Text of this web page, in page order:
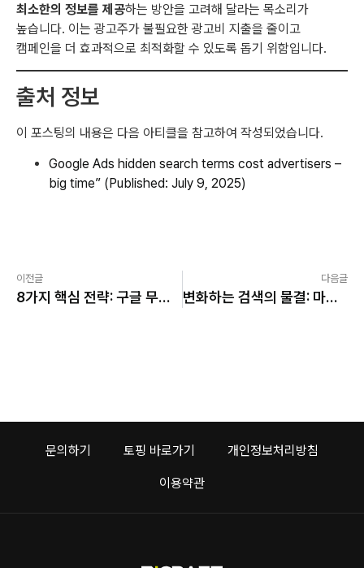
최소한의 정보를 제공하는 방안을 고려해 달라는 목소리가
높습니다. 이는 광고주가 불필요한 광고비 지출을 줄이고
캠페인을 더 효과적으로 최적화할 수 있도록 돕기 위함입니다.
출처 정보
이 포스팅의 내용은 다음 아티클을 참고하여 작성되었습니다.
Google Ads hidden search terms cost advertisers –
big time” (Published: July 9, 2025)
이전글
8가지 핵심 전략: 구글 무료 쇼핑 리스팅으로 유기적 트래픽을 늘리는 방법
다음글
변화하는 검색의 물결: 마케터가 놓치지 말아야 할 새로운 기회! (준비해야 할 4가지)
문의하기 토핑 바로가기 개인정보처리방침
이용약관